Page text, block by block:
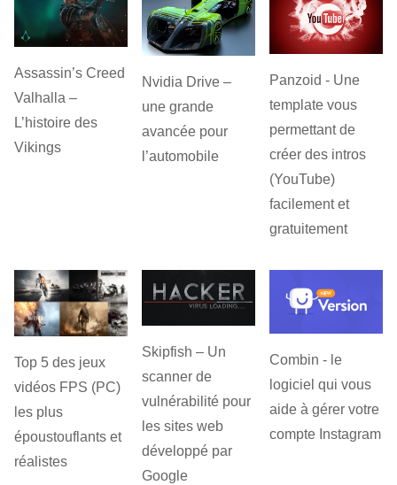
Assassin’s Creed
Valhalla –
L’histoire des
Vikings
Nvidia Drive –
une grande
avancée pour
l’automobile
Panzoid - Une
template vous
permettant de
créer des intros
(YouTube)
facilement et
gratuitement
Top 5 des jeux
vidéos FPS (PC)
les plus
époustouflants et
réalistes
Skipfish – Un
scanner de
vulnérabilité pour
les sites web
développé par
Google
Combin - le
logiciel qui vous
aide à gérer votre
compte Instagram